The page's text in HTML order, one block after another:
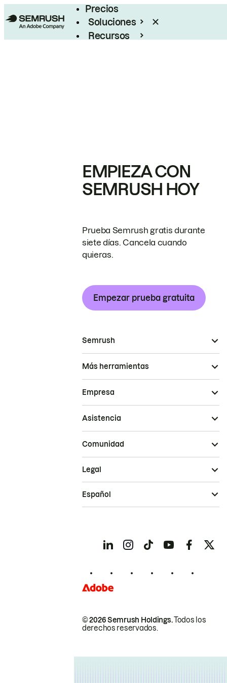
Precios
Soluciones
Recursos
EMPIEZA CON
SEMRUSH HOY
Prueba Semrush gratis durante
siete días. Cancela cuando
quieras.
Empezar prueba gratuita
Semrush
Más herramientas
Empresa
Asistencia
Comunidad
© 2026 Semrush Holdings.Todos los
derechos reservados.
Legal
Español